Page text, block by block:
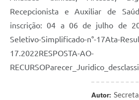
Recepcionista e Auxiliar de
inscrição: 04 a 06 de julho de
Seletivo-Simplificado-n°-17Ata-
17.2022RESPOSTA-AO-
Autor: